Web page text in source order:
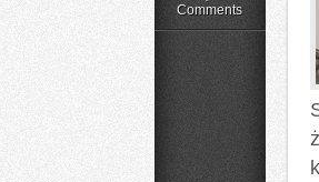
ArtykułyComments